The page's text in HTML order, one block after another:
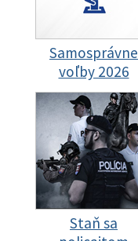
Samosprávne
voľby 2026
Staň sa